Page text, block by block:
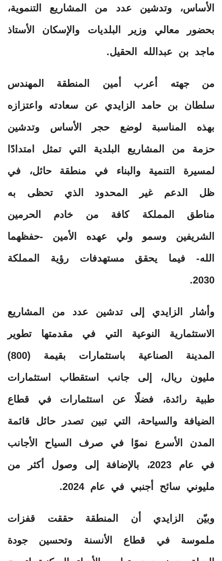
الأساس، وتدشين عدد من المشاريع التنموية،
بحضور معالي وزير البلديات والإسكان الأستاذ
ماجد بن عبدالله الحقيل.
من جهته أعرب أمين المنطقة المهندس
سلطان بن حامد الزايدي عن سعادته واعتزازه
بهذه المناسبة لوضع حجر الأساس وتدشين
حزمة من المشاريع البلدية التي تمثل امتدادًا
لمسيرة التنمية والبناء في منطقة حائل، في
ظل الدعم غير المحدود الذي تحظى به
مناطق المملكة كافة من خادم الحرمين
الشريفين وسمو ولي عهده الأمين -حفظهما
الله- فيما يحقق مستهدفات رؤية المملكة
2030.
وأشار الزايدي إلى تدشين عدد من المشاريع
الاستثمارية النوعية التي في مقدمتها تطوير
المدينة الصناعية باستثمارات بقيمة (800)
مليون ريال، إلى جانب استقطاب استثمارات
طبية رائدة، فضلًا عن استثمارات في قطاع
الضيافة والسياحة، التي تبين تصدر حائل قائمة
المدن الأسرع نموًا في صرف السياح الأجانب
في عام 2023، بالإضافة إلى وصول أكثر من
مليوني سائح أجنبي في عام 2024.
وبيّن الزايدي أن المنطقة حققت قفزات
ملموسة في قطاع الأنسنة وتحسين جودة